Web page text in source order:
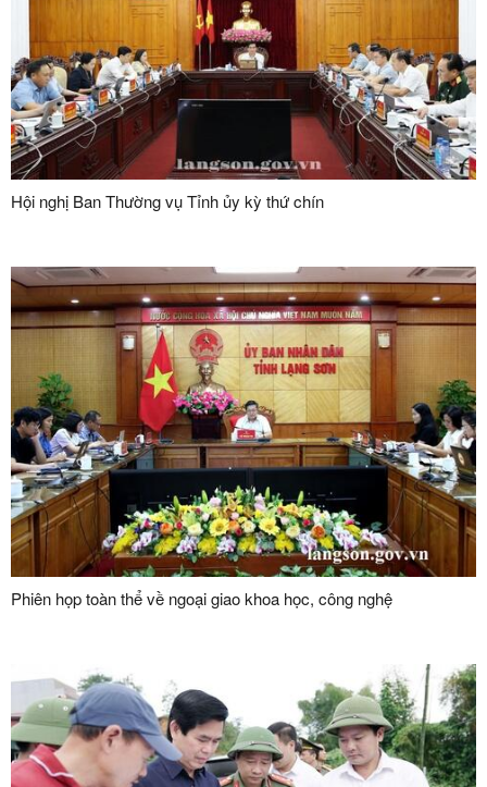
Hội nghị Ban Thường vụ Tỉnh ủy kỳ thứ chín
Phiên họp toàn thể về ngoại giao khoa học, công nghệ